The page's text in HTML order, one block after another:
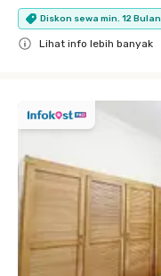
Diskon sewa min. 12 Bulan
Lihat info lebih banyak